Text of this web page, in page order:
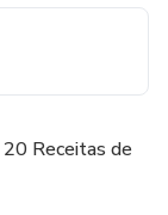
20 Receitas de